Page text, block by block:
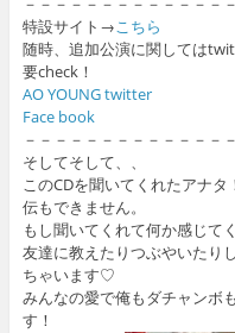
特設サイト→こちら
随時、追加公演に関しては
要check！
AO YOUNG twitter
Face book
－－－－－－－－－－－－－
そしてそして、、
このCDを聞いてくれたアナ
伝もできません。
もし聞いてくれて何か感じて
友達に教えたりつぶやいたり
ちゃいます♡
みんなの愛で俺もダチャンボ
す！